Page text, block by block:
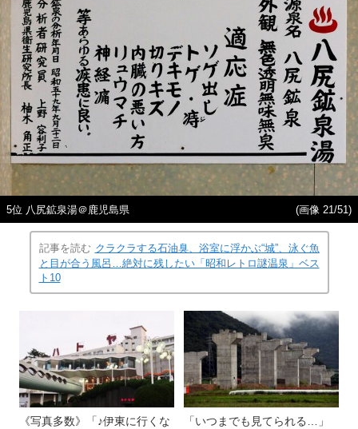
5位 八尻鉱泉湯＠鹿児島県 (画像 21/51)
記事を読む クラクラする石油臭、浴室に浮かぶ“城”、泳ぐ魚
と目が合う風呂…絶対に残したい「昭和レトロ謎温泉」ベス
ト10
《写真多数》「♪伊東に行くな
「いつまでも見てられる…」